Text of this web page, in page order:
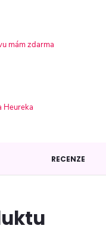
mám zdarma
Heureka
RECENZE